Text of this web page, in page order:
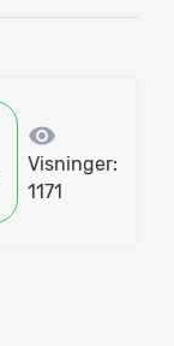
visibility
Visninger:
1171